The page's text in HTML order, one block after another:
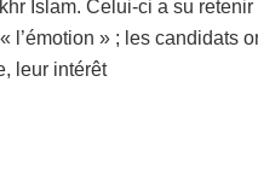
Islam. Celui-ci a su retenir
l’émotion » ; les candidats
leur intérêt